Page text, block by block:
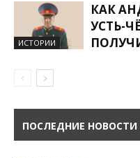
ИСТОРИИ
КАК
УСТЬ-
ПОСЛЕДНИЕ НОВОСТИ